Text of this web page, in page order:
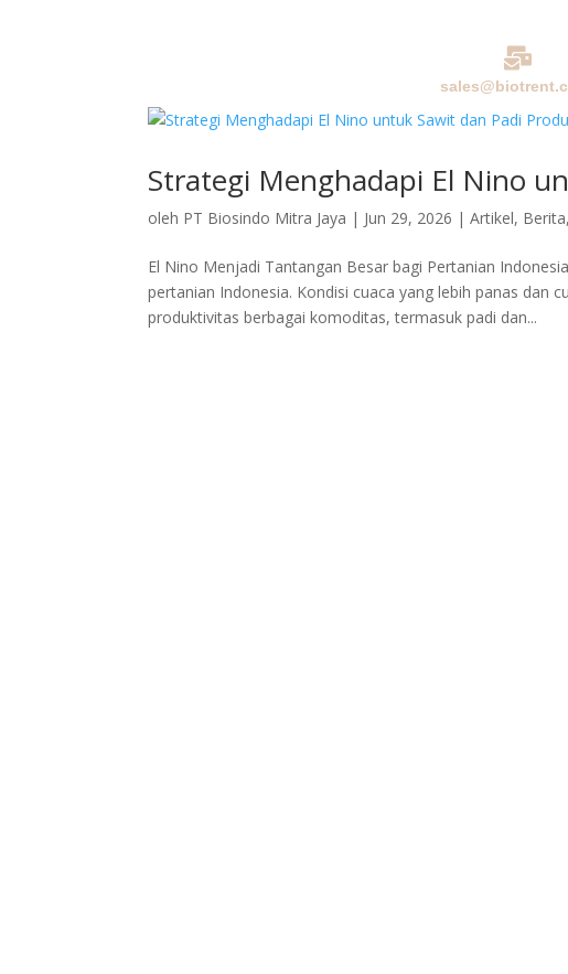
Strategi Menghadapi El Nino
oleh PT Biosindo Mitra Jaya | Jun 29, 2026 |Artikel, Berita
El Nino Menjadi Tantangan Besar bagi Pertanian
pertanian Indonesia. Kondisi cuaca yang lebih panas dan
produktivitas berbagai komoditas, termasuk padi dan...